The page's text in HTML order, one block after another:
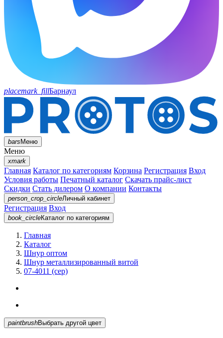
placemark_fillБарнаул
barsМеню
Меню
xmark
Главная Каталог по категориям Корзина Регистрация Вход
Условия работы Печатный каталог Скачать прайс-лист
Скидки Стать дилером О компании Контакты
person_crop_circleЛичный кабинет
Регистрация Вход
book_circleКаталог по категориям
Главная
Каталог
Шнур оптом
Шнур металлизированный витой
07-4011 (сер)
paintbrush Выбрать другой цвет